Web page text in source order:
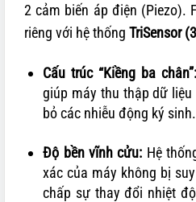
2 cảm biến áp điện (Piezo).
riêng với hệ thống TriSensor
Cấu trúc “Kiềng ba chân”:
giúp máy thu thập dữ
bỏ các nhiễu động ký sinh.
Độ bền vĩnh cửu: Hệ
xác của máy không bị
chấp sự thay đổi nhiệt